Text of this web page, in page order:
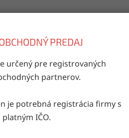
PREDAJ
určený pre registrovaných
partnerov.
je potrebná registrácia firmy s
platným IČO.
dňa
Kód:203158/10003953